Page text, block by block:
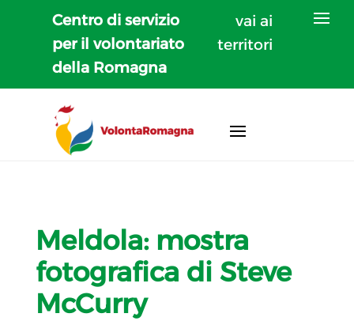
Centro di servizio
per il volontariato
della Romagna
vai ai
territori
Meldola: mostra
fotografica di Steve
McCurry